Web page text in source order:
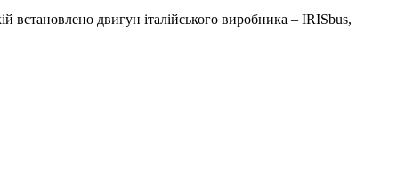
встановлено двигун італійського виробника – IRISbus,